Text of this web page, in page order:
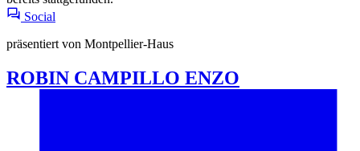
Social
präsentiert von Montpellier-Haus
ROBIN CAMPILLO ENZO